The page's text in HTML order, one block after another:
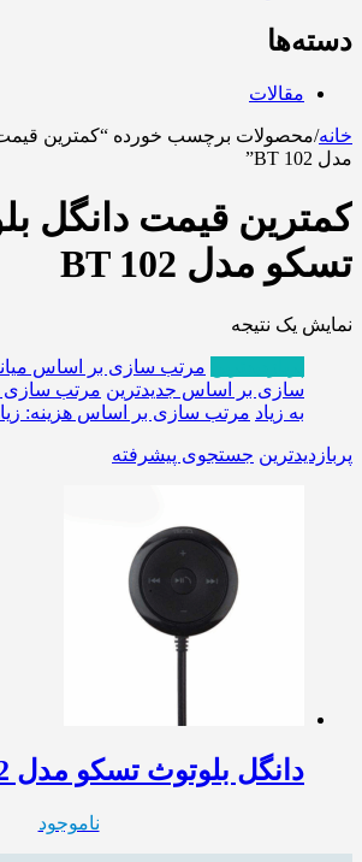
دسته‌ها
مقالات
خانه/محصولات برچسب خورده “کمترین قیمت
مدل BT 102”
کمترین قیمت دانگل
تسکو مدل BT 102
نمایش یک نتیجه
مرتب سازی بر اساس
سازی بر اساس جدیدترین مرتب سازی
به زیاد مرتب سازی بر اساس هزینه:
پربازدیدترین جستجوی پیشرفته
دانگل بلوتوث تسکو مدل BT 102
ناموجود